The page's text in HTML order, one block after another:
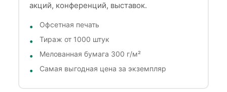
акций, конференций, выставок.
Офсетная печать
Тираж от 1000 штук
Мелованная бумага 300 г/м²
Самая выгодная цена за экземпляр